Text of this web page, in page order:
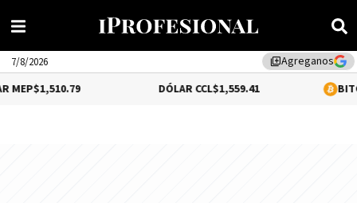
library_addAgreganos
7/8/2026
$1,559.41 0.39%